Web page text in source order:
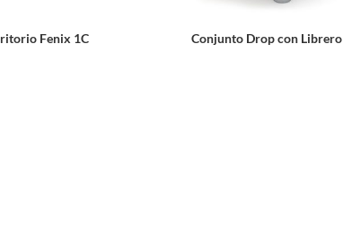
Fenix 1C Conjunto Drop con Librero